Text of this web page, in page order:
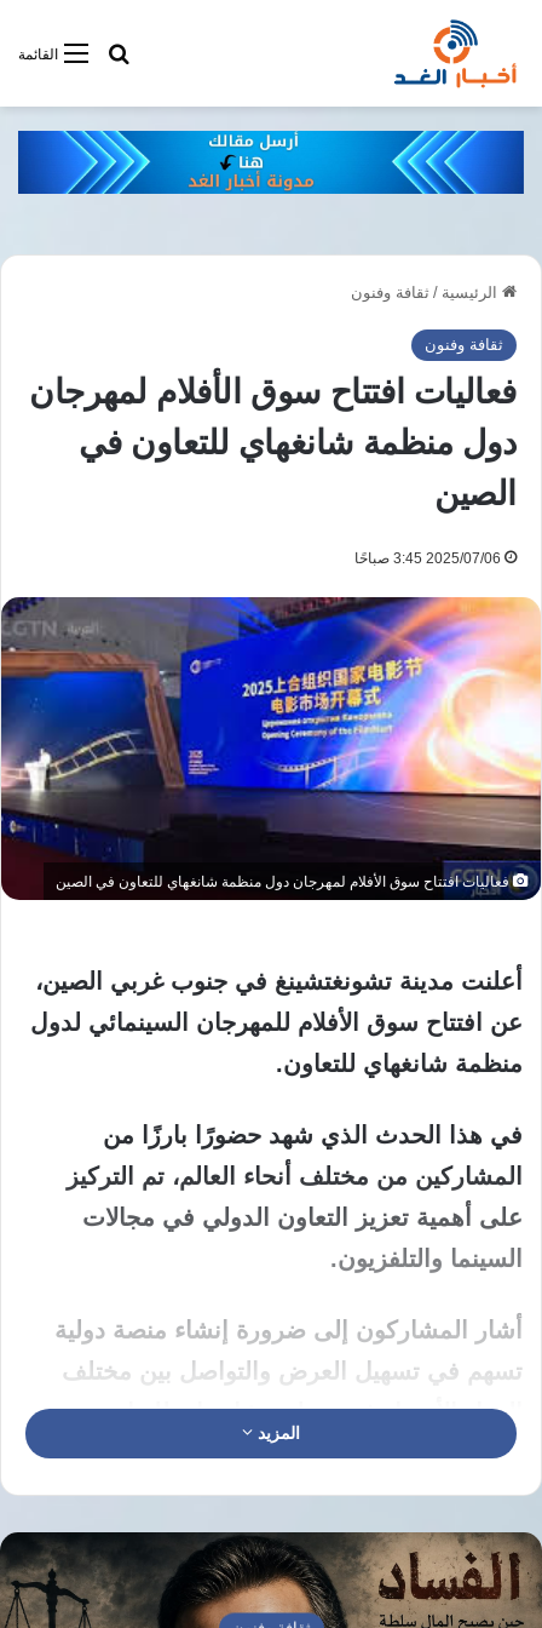
القائمةأبحت فى
الرئيسية / ثقافة وفنون
ثقافة وفنون
فعاليات افتتاح سوق الأفلام لمهرجان
دول منظمة شانغهاي للتعاون في
الصين
2025/07/06 3:45 صباحًا
فعاليات افتتاح سوق الأفلام لمهرجان دول منظمة شانغهاي للتعاون في الصين
أعلنت مدينة تشونغتشينغ في جنوب غربي الصين،
عن افتتاح سوق الأفلام للمهرجان السينمائي لدول
منظمة شانغهاي للتعاون.
في هذا الحدث الذي شهد حضورًا بارزًا من
المشاركين من مختلف أنحاء العالم، تم التركيز
على أهمية تعزيز التعاون الدولي في مجالات
السينما والتلفزيون.
أشار المشاركون إلى ضرورة إنشاء منصة دولية
تسهم في تسهيل العرض والتواصل بين مختلف
الدول الأعضاء في منظمة شانغهاي للتعاون.
مما يعزز فرص الشراكة والتكامل الصناعي بين
هذه البلدان.
المزيد